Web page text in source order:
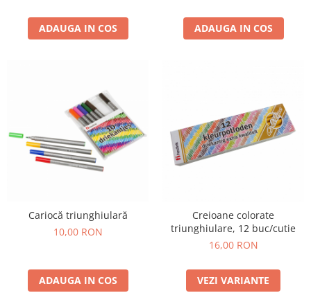
ADAUGA IN COS ADAUGA IN COS
Cariocă triunghiulară
10,00 RON
ADAUGA IN COS
Creioane colorate
triunghiulare, 12 buc/cutie
16,00 RON
VEZI VARIANTE